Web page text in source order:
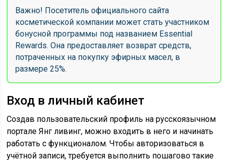
Важно! Посетитель официального сайта
косметической компании может стать участником
бонусной программы под названием Essential
Rewards. Она предоставляет возврат средств,
потраченных на покупку эфирных масел, в
размере 25%.
Вход в личный кабинет
Создав пользовательский профиль на русскоязычном
портале Янг ливинг, можно входить в него и начинать
работать с функционалом. Чтобы авторизоваться в
учётной записи, требуется выполнить пошагово такие